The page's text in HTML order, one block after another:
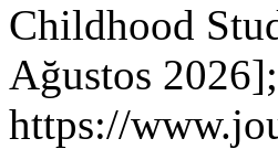
Childhood
Ağustos
https://